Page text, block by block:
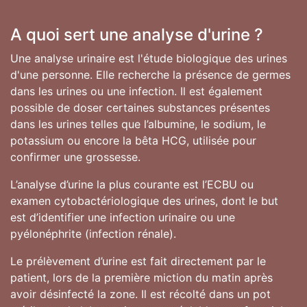
A quoi sert une analyse d'urine ?
Une analyse urinaire est l'étude biologique des urines
d'une personne. Elle recherche la présence de germes
dans les urines ou une infection. Il est également
possible de doser certaines substances présentes
dans les urines telles que l’albumine, le sodium, le
potassium ou encore la bêta HCG, utilisée pour
confirmer une grossesse.
L’analyse d’urine la plus courante est l’ECBU ou
examen cytobactériologique des urines, dont le but
est d’identifier une infection urinaire ou une
pyélonéphrite (infection rénale).
Le prélèvement d’urine est fait directement par le
patient, lors de la première miction du matin après
avoir désinfecté la zone. Il est récolté dans un pot